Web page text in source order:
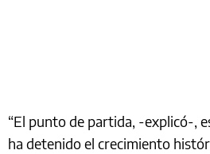
“El punto de partida, -explicó-,
ha detenido el crecimiento